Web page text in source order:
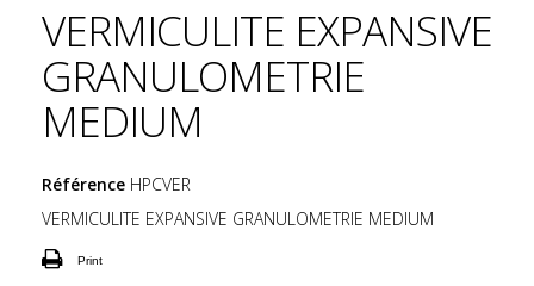
VERMICULITE EXPANSIVE
GRANULOMETRIE
MEDIUM
Référence HPCVER
VERMICULITE EXPANSIVE GRANULOMETRIE MEDIUM
Print